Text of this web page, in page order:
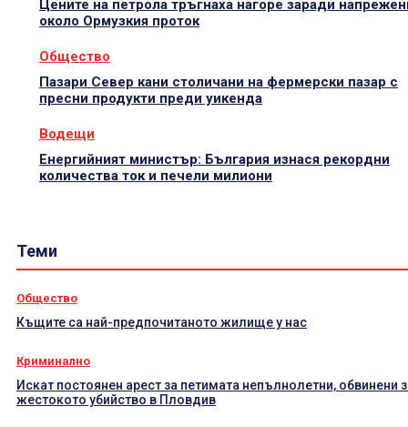
Цените на петрола тръгнаха нагоре заради
около Ормузкия проток
Общество
Пазари Север кани столичани на фермерски пазар с
пресни продукти преди уикенда
Водещи
Енергийният министър: България изнася рекордни
количества ток и печели милиони
Теми
Общество
Къщите са най-предпочитаното жилище у нас
Криминално
Искат постоянен арест за петимата непълнолетни, обвинени
жестокото убийство в Пловдив